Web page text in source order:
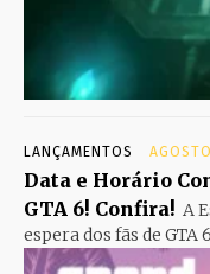
LANÇAMENTOS
Data e Horário
GTA 6! Confira! A
espera dos fãs de GTA